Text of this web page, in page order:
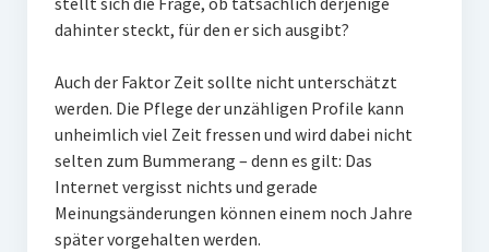
dahinter steckt, für den er sich ausgibt?
Auch der Faktor Zeit sollte nicht unterschätzt
werden. Die Pflege der unzähligen Profile kann
unheimlich viel Zeit fressen und wird dabei nicht
selten zum Bummerang – denn es gilt: Das
Internet vergisst nichts und gerade
Meinungsänderungen können einem noch Jahre
später vorgehalten werden.